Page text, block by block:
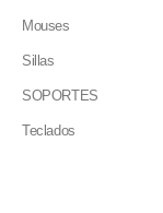
Mouses
Sillas
SOPORTES
Teclados